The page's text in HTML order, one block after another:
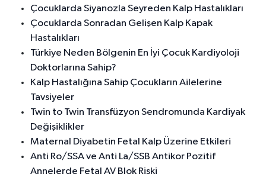
Çocuklarda Siyanozla Seyreden Kalp Hastalıkları
Çocuklarda Sonradan Gelişen Kalp Kapak
Hastalıkları
Türkiye Neden Bölgenin En İyi Çocuk Kardiyoloji
Doktorlarına Sahip?
Kalp Hastalığına Sahip Çocukların Ailelerine
Tavsiyeler
Twin to Twin Transfüzyon Sendromunda Kardiyak
Değişiklikler
Maternal Diyabetin Fetal Kalp Üzerine Etkileri
Anti Ro/SSA ve Anti La/SSB Antikor Pozitif
Annelerde Fetal AV Blok Riski